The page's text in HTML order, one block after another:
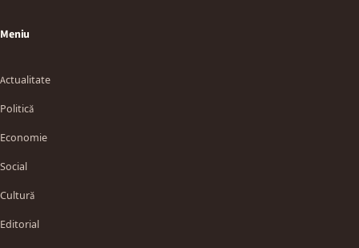
Meniu
Actualitate
Politică
Economie
Social
Cultură
Editorial